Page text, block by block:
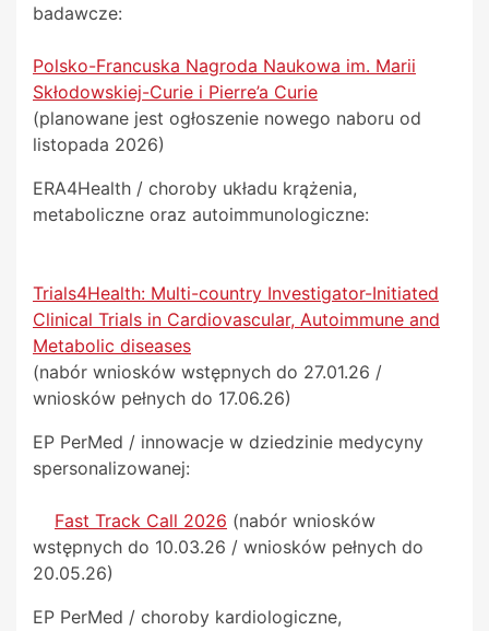
badawcze:
Polsko-Francuska Nagroda Naukowa im. Marii
Skłodowskiej-Curie i Pierre’a Curie
(planowane jest ogłoszenie nowego naboru od
listopada 2026)
ERA4Health / choroby układu krążenia,
metaboliczne oraz autoimmunologiczne:
Trials4Health: Multi-country Investigator-Initiated
Clinical Trials in Cardiovascular, Autoimmune and
Metabolic diseases
(nabór wniosków wstępnych do 27.01.26 /
wniosków pełnych do 17.06.26)
EP PerMed / innowacje w dziedzinie medycyny
spersonalizowanej:
Fast Track Call 2026 (nabór wniosków
wstępnych do 10.03.26 / wniosków pełnych do
20.05.26)
EP PerMed / choroby kardiologiczne,